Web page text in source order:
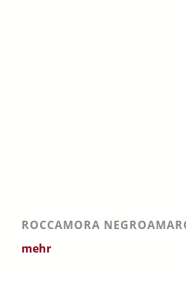
ROCCAMORA
mehr